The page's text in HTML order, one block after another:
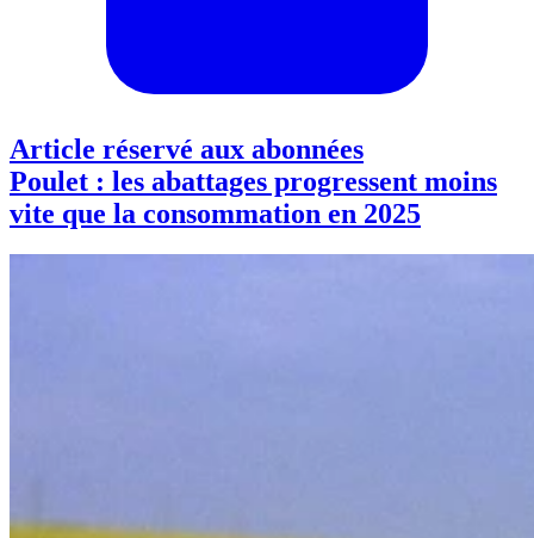
Article réservé aux abonnées
Poulet : les abattages progressent moins
vite que la consommation en 2025